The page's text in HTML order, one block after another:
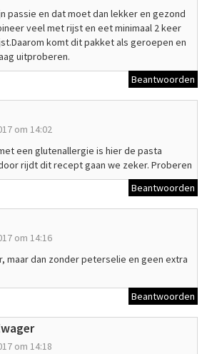
passie en dat moet dan lekker en gezond
veel met rijst en eet minimaal 2 keer
komt dit pakket als geroepen en
uitproberen.
Beantwoorden
om 14:02
een glutenallergie is hier de pasta
rijdt dit recept gaan we zeker. Proberen
Beantwoorden
om 14:16
maar dan zonder peterselie en geen extra
Beantwoorden
om 14:18